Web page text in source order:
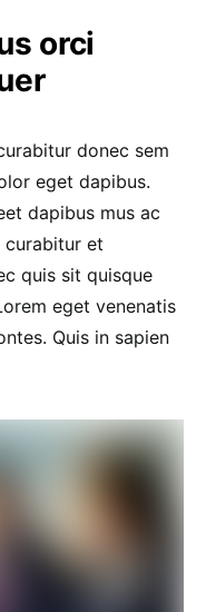
orci
donec sem
eget dapibus.
dapibus mus ac
curabitur et
quis sit quisque
eget venenatis
Quis in sapien